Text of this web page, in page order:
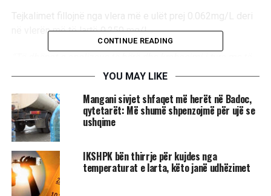
Tejkalimet fillojnë nga vlera më e ulët prej 0.062mg/L deri
në vlerën më të lartë 0.250 mg/L.
dhënat e ditëve paraprake si dhe përvoja nga situata e vitit
vlerat e manganit kanë tendencë të rritjes së
vazhdueshme ditë pas dite, andaj IKSHPK për këtë
periudhë rekomandon që uji të mos konsumohet për pije
dhe të përdoret si ujë teknik për higjienë personale dhe
ambientale”
, thuhet ne njoftim.
Sipas Udhëzimit Administrativ Nr: 10/2021 “Për cilësinë e
CONTINUE READING
YOU MAY LIKE
​Mangani sivjet shfaqet më herët në Badoc,
qytetarët: Më shumë shpenzojmë për ujë se
ushqime
​IKSHPK bën thirrje për kujdes nga
temperaturat e larta, këto janë udhëzimet